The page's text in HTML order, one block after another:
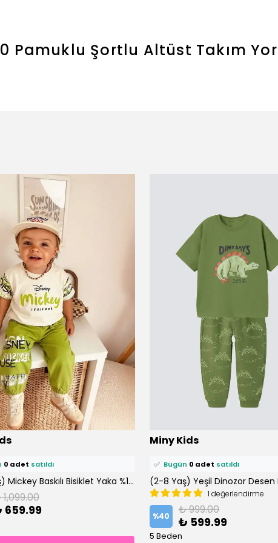
Pamuklu Şortlu Altüst Takım
0 kişifavoriledi!
0 adet satıldı
(2-8 Yaş) Mickey Baskılı Bisiklet Yaka %100 Pamuklu Altüst Takım
659.99
Miny Kids
0 kişi
✅ Bugün 0 adet satıldı
1 değerlendirme
%40 ₺ 999.00
₺ 599.99
5 Beden